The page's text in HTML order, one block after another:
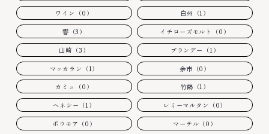
ワイン（0） 白州（1）
響（3） イチローズモルト（0）
山崎（3） ブランデー（1）
マッカラン（1） 余市（0）
カミュ（0） 竹鶴（1）
ヘネシー（1） レミーマルタン（0）
ボウモア（0） マーテル（0）